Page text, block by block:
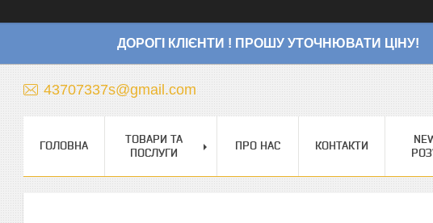
ДОРОГІ КЛІЄНТИ ! ПРОШУ УТОЧНЮВАТИ ЦІНУ!
43707337s@gmail.com
ГОЛОВНА
ТОВАРИ ТА
ПОСЛУГИ
ПРО НАС КОНТАКТИ